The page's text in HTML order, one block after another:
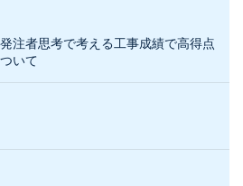
注者思考で考える工事成績で高得点
いて